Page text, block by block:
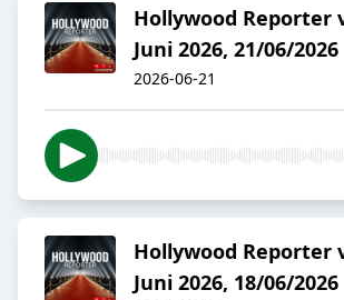
Hollywood Reporter
Juni 2026, 21/06/2026
2026-06-21
Hollywood Reporter
Juni 2026, 18/06/2026